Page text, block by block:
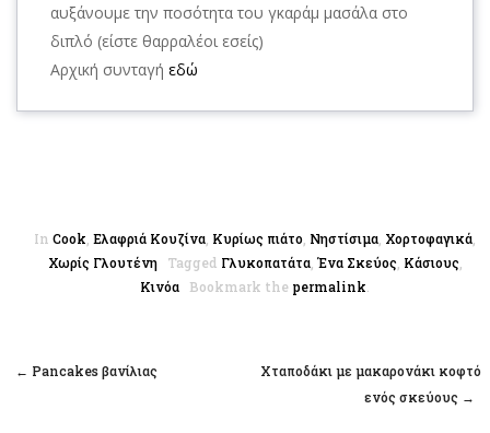
αυξάνουμε την ποσότητα του γκαράμ μασάλα στο
διπλό (είστε θαρραλέοι εσείς)
Αρχική συνταγή εδώ
In Cook Ελαφριά Κουζίνα Κυρίως πιάτο Νηστίσιμα Χορτοφαγικά
Χωρίς ΓλουτένηTagged Γλυκοπατάτα, Ένα Σκεύος, Κάσιους,
Κινόα Bookmark the permalink
← Pancakes βανίλιας
Xταποδάκι με μακαρονάκι κοφτό
ενός σκεύους →